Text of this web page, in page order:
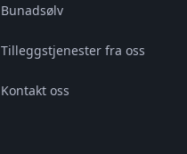
Bunadsølv
Tilleggstjenester fra oss
Kontakt oss